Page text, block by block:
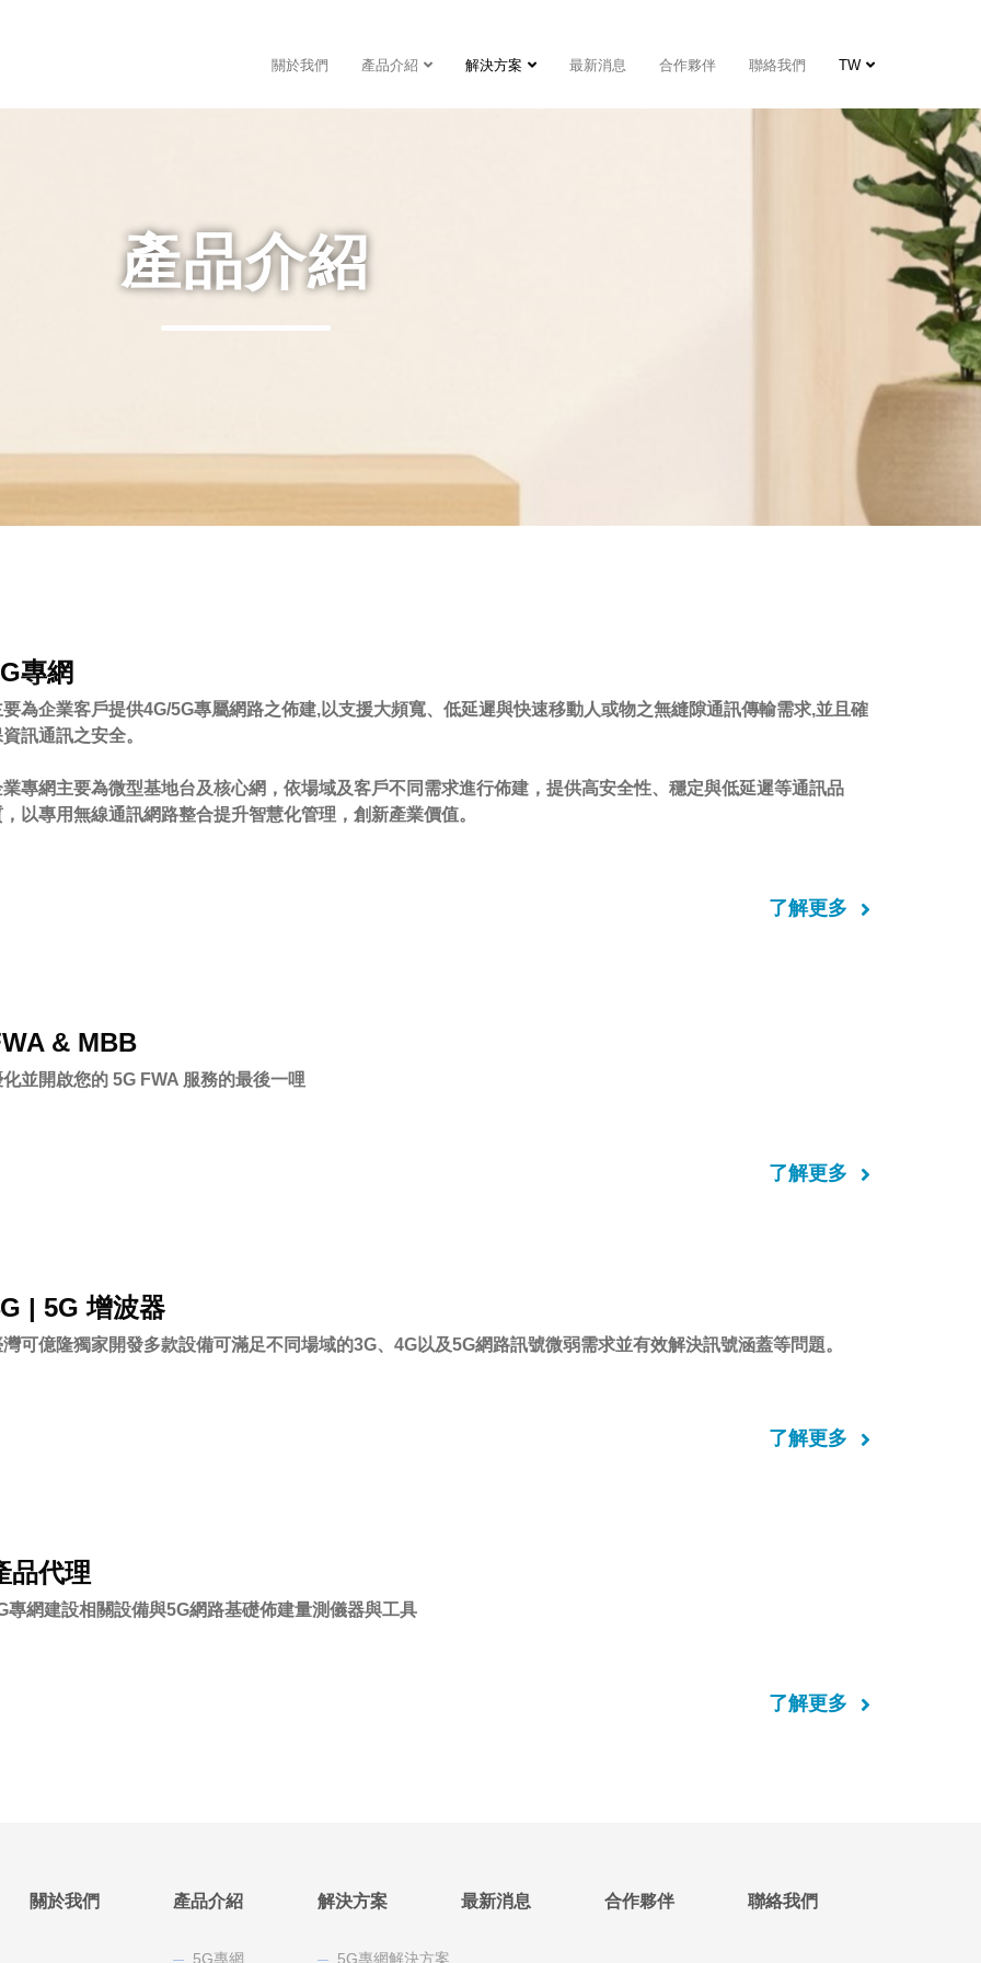
關於我們 產品介紹 解決方案 最新消息 合作夥伴 聯絡我們 TW
產品介紹
專網
為企業客戶提供4G/5G專屬網路之佈建,以支援大頻寬、低延遲與快速移動人或物之無縫隙通訊傳輸需求,並且確
訊通訊之安全。
專網主要為微型基地台及核心網，依場域及客戶不同需求進行佈建，提供高安全性、穩定與低延遲等通訊品
以專用無線通訊網路整合提升智慧化管理，創新產業價值。
了解更多
& MBB
並開啟您的 5G FWA 服務的最後一哩
了解更多
| 5G 增波器
可億隆獨家開發多款設備可滿足不同場域的3G、4G以及5G網路訊號微弱需求並有效解決訊號涵蓋等問題。
了解更多
品代理
專網建設相關設備與5G網路基礎佈建量測儀器與工具
了解更多
關於我們 產品介紹
5G專網
解決方案
5G專網解決方案
最新消息 合作夥伴 聯絡我們